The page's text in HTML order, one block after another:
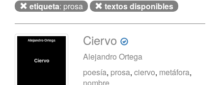
etiqueta: prosa textos disponibles
Ciervo
Alejandro Ortega
poesía, prosa,ciervo, metáfora,